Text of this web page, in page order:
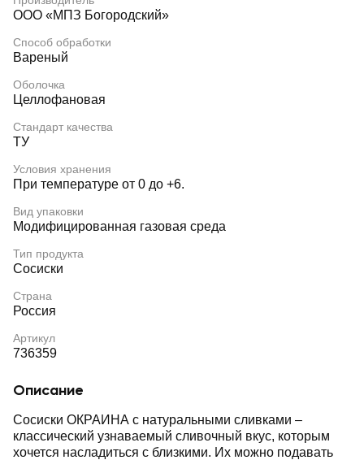
ООО «МПЗ Богородский»
Способ обработки
Вареный
Оболочка
Целлофановая
Стандарт качества
ТУ
Условия хранения
При температуре от 0 до +6.
Вид упаковки
Модифицированная газовая среда
Тип продукта
Сосиски
Страна
Россия
Артикул
736359
Описание
Сосиски ОКРАИНА с натуральными сливками –
классический узнаваемый сливочный вкус, которым
хочется насладиться с близкими. Их можно подавать